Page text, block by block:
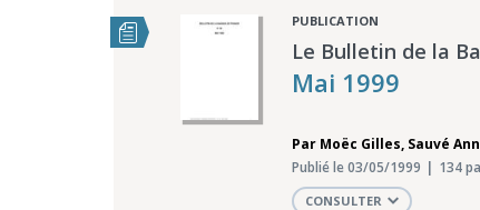
PUBLICATION
Le Bulletin de la
Mai 1999
Par Moëc Gilles, Sauvé
Publié le 03/05/1999
134
CONSULTER